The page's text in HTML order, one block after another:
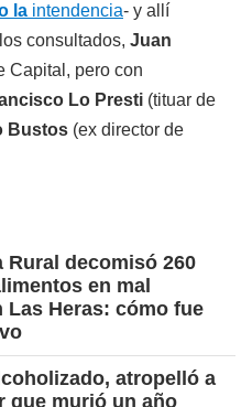
la intendencia- y allí
consultados, Juan
Capital, pero con
Lo Presti (tituar de
Bustos (ex director de
Rural decomisó 260
en mal
Las Heras: cómo fue
atropelló a
que murió un año